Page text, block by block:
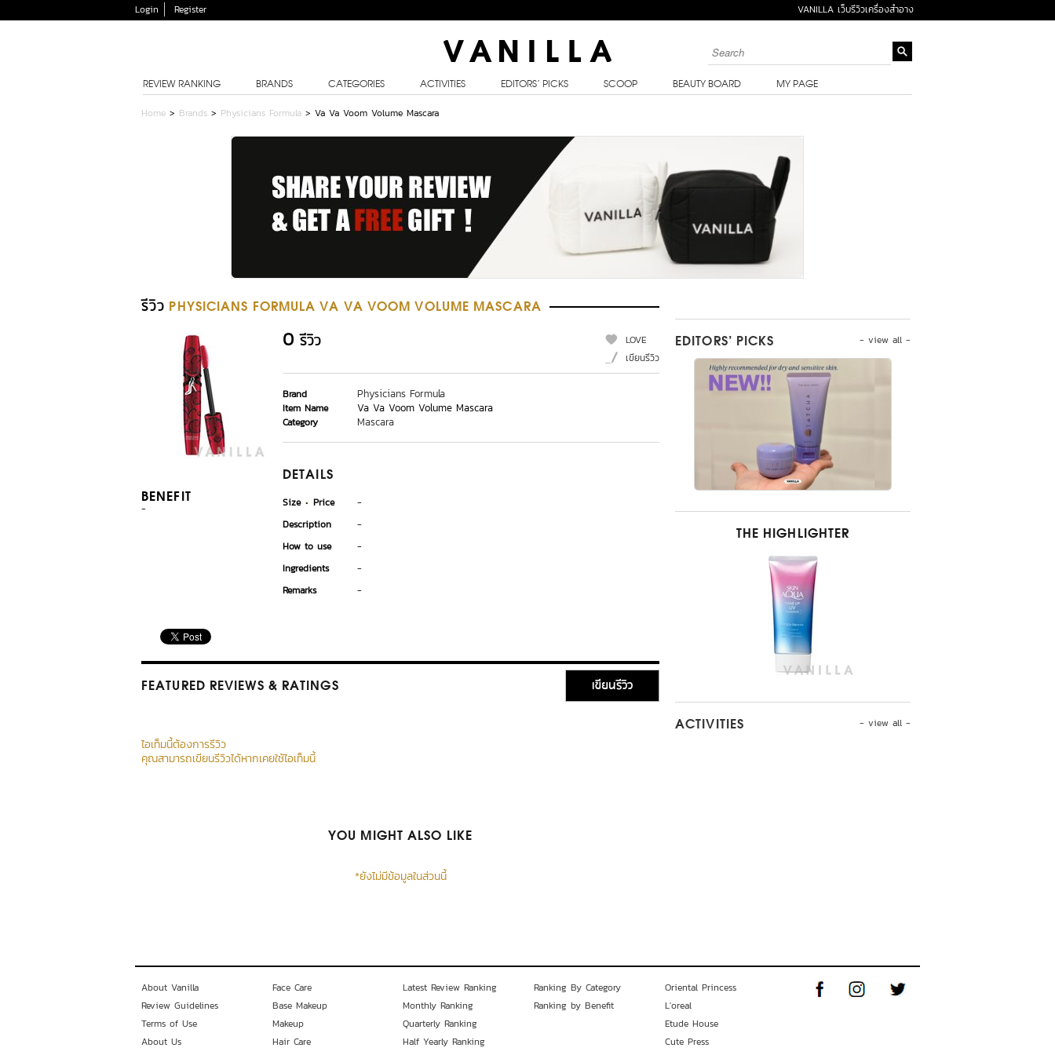
Login Register VANILLA เว็บรีวิวเครื่องสำอาง
REVIEW RANKING BRANDS CATEGORIES ACTIVITIES EDITORS’ PICKS SCOOP BEAUTY BOARD MY PAGE
Home > Brands > Physicians Formula > Va Va Voom Volume Mascara
รีวิว PHYSICIANS FORMULA VA VA VOOM VOLUME MASCARA
BENEFIT
-
0 รีวิว
LOVE
เขียนรีวิว
Brand Physicians Formula
Item Name Va Va Voom Volume Mascara
Category Mascara
DETAILS
Size Price
-
Description
-
How to use
-
Ingredients
-
Remarks
-
FEATURED REVIEWS & RATINGS เขียนรีวิว
ไอเท็มนี้ต้องการรีวิว
คุณสามารถเขียนรีวิวได้หากเคยใช้ไอเท็มนี้
YOU MIGHT ALSO LIKE
*ยังไม่มีข้อมูลในส่วนนี้
- view all -
EDITORS’ PICKS
THE HIGHLIGHTER
- view all -
ACTIVITIES
About Vanilla
Review Guidelines
Terms of Use
About Us
Face Care
Base Makeup
Makeup
Hair Care
Latest Review Ranking
Monthly Ranking
Quarterly Ranking
Half Yearly Ranking
Ranking By Category
Ranking by Benefit
Oriental Princess
L'oreal
Etude House
Cute Press